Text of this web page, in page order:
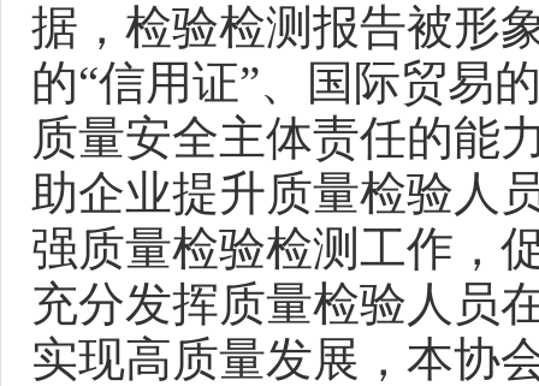
据，检验检测报告被形
的“信用证”、国际贸易
质量安全主体责任的能
助企业提升质量检验人
强质量检验检测工作，
充分发挥质量检验人员
实现高质量发展，本协